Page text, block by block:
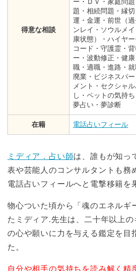
得意な相談
ー・ＤＶ・家庭問
題・相続問題・縁
運・金運・前世（
ンレイ・ソウルメ
康状態）・ハイヤ
コード・守護霊・
ー・波動修正・健
職・適職・進路・
廃業・ビジネスパ
メント・セクシャ
し・ペットの気持
夢占い・夢診断
在籍 電話占いフィール
ミディア．占い師は、誰もが知っ
表や芸能人のコンサルタントも務
電話占いフィールへと電撃移籍を
物心ついた頃から「魂のエネルギ
たミディア.先生は、二十年以上の
の心や願いに力を与える鑑定を目
た。
自分や相手の気持ちを読み解く精